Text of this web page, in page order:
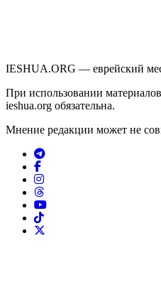
IESHUA.ORG — еврейский
При использовании
ieshua.org обязательна.
Мнение редакции может не